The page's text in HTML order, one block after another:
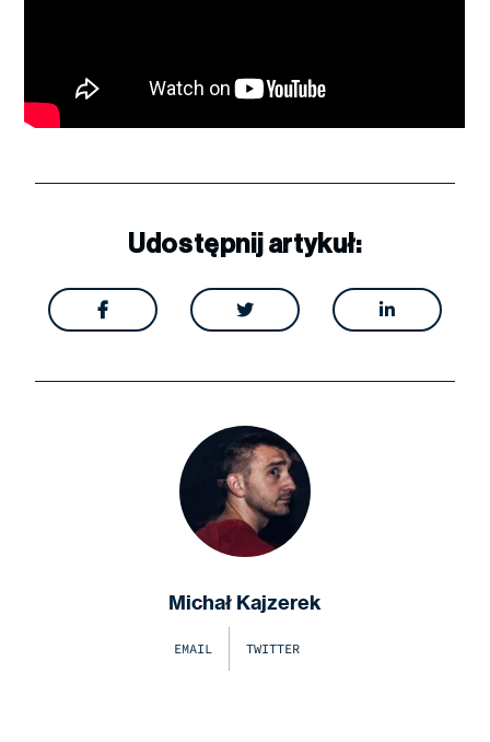
Udostępnij artykuł:
  
Michał Kajzerek
EMAIL TWITTER